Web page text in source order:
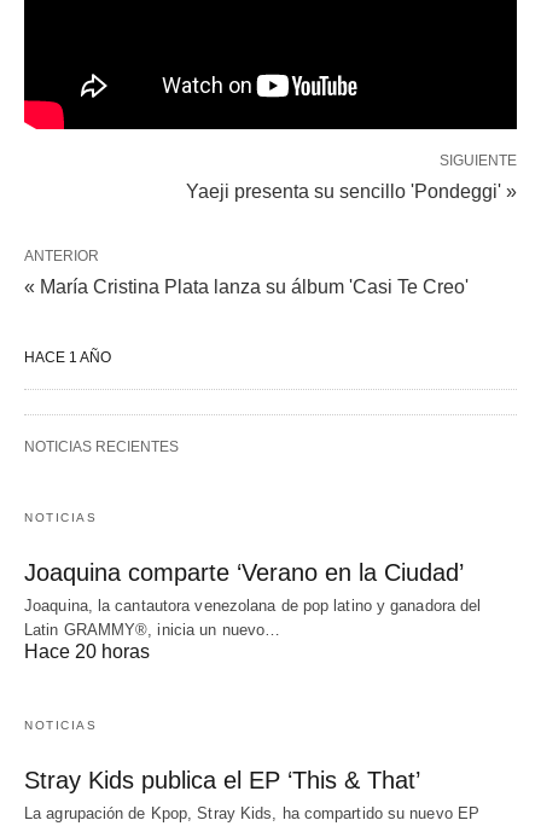
SIGUIENTE
Yaeji presenta su sencillo 'Pondeggi' »
ANTERIOR
« María Cristina Plata lanza su álbum 'Casi Te Creo'
HACE 1 AÑO
NOTICIAS RECIENTES
NOTICIAS
Joaquina comparte ‘Verano en la Ciudad’
Joaquina, la cantautora venezolana de pop latino y ganadora del
Latin GRAMMY®, inicia un nuevo…
Hace 20 horas
NOTICIAS
Stray Kids publica el EP ‘This & That’
La agrupación de Kpop, Stray Kids, ha compartido su nuevo EP